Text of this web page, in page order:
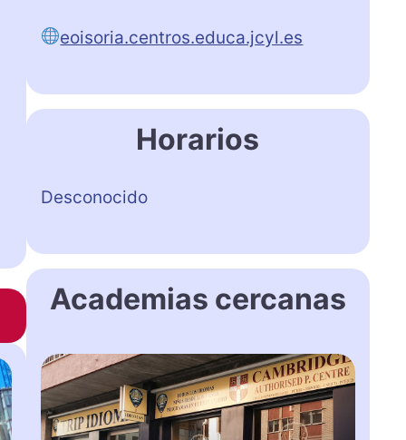
eoisoria.centros.educa.jcyl.es
Horarios
Desconocido
Academias cercanas
T
R
I
P